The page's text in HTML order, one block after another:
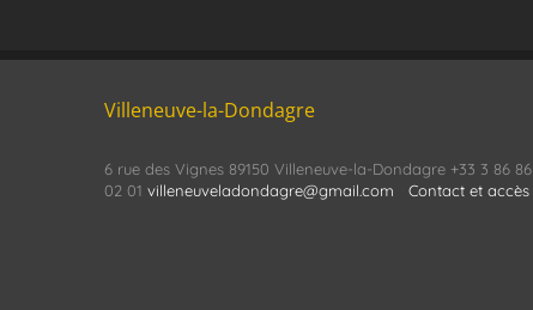
Villeneuve-la-Dondagre
6 rue des Vignes 89150 Villeneuve-la-Dondagre +33 3 86 86
02 01 villeneuveladondagre@gmail.com Contact et accès